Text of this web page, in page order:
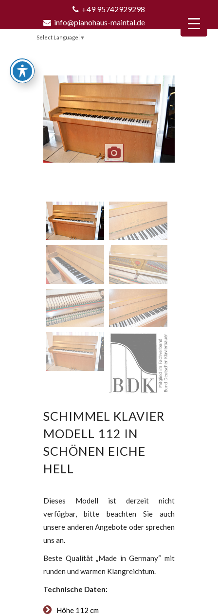
+49 95742929298
info@pianohaus-maintal.de
Select Language ▼
SCHIMMEL KLAVIER
MODELL 112 IN
SCHÖNEN EICHE
HELL
Dieses Modell ist derzeit nicht
verfügbar, bitte beachten Sie auch
unsere anderen Angebote oder sprechen
uns an.
Beste Qualität „Made in Germany“ mit
runden und warmen Klangreichtum.
Technische Daten:
Höhe 112 cm